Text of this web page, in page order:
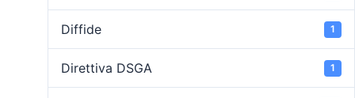
Diffide 1
Direttiva DSGA 1